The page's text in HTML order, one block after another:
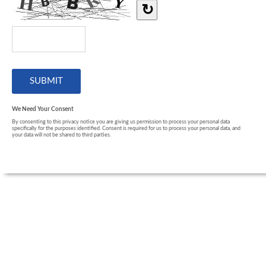
↻
We Need Your Consent
By consenting to this privacy notice you are giving us permission to process your personal data
specifically for the purposes identified. Consent is required for us to process your personal data, and
your data will not be shared to third parties.